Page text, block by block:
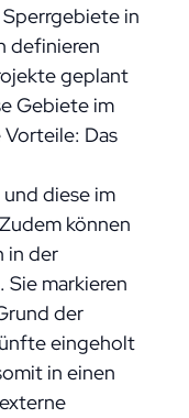
in
definieren
geplant
Gebiete im
Vorteile: Das
diese im
können
in der
markieren
der
eingeholt
in einen